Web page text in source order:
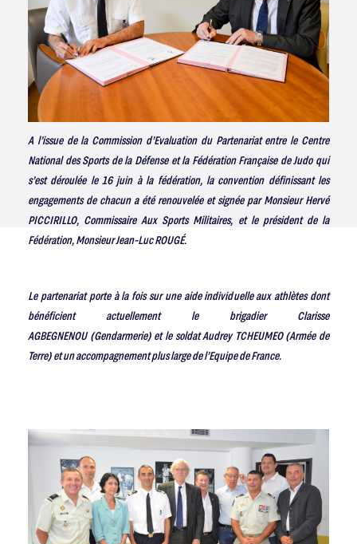
A l’issue de la Commission d’Evaluation du Partenariat entre le Centre
National des Sports de la Défense et la Fédération Française de Judo qui
s’est déroulée le 16 juin à la fédération, la convention définissant les
engagements de chacun a été renouvelée et signée par Monsieur Hervé
PICCIRILLO, Commissaire Aux Sports Militaires, et le président de la
Fédération, Monsieur Jean-Luc ROUGÉ.
Le partenariat porte à la fois sur une aide individuelle aux athlètes dont
bénéficient actuellement le brigadier Clarisse
AGBEGNENOU (Gendarmerie) et le soldat Audrey TCHEUMEO (Armée de
Terre) et un accompagnement plus large de l’Equipe de France.